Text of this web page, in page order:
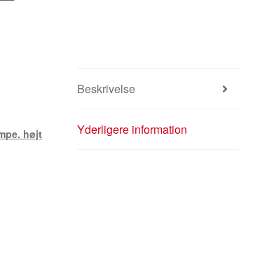
Beskrivelse
Yderligere information
højt